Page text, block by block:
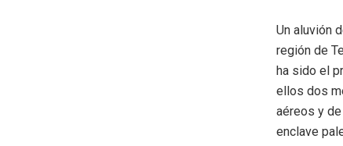
Un aluvión
región de
ha sido el
ellos dos
aéreos y
enclave